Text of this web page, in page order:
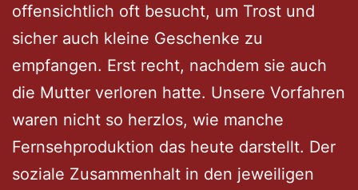
offensichtlich oft besucht, um Trost und
sicher auch kleine Geschenke zu
empfangen. Erst recht, nachdem sie auch
die Mutter verloren hatte. Unsere Vorfahren
waren nicht so herzlos, wie manche
Fernsehproduktion das heute darstellt. Der
soziale Zusammenhalt in den jeweiligen